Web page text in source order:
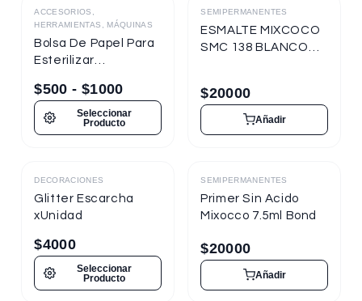
ACCESORIOS,
HERRAMIENTAS, MÁQUINAS
Bolsa De Papel Para
Esterilizar
$500 - $1000
Seleccionar
Producto
Destacado
SEMIPERMANENTES
ESMALTE MIXCOCO
SMC 138 BLANCO
$20000
Añadir
Destacado
DECORACIONES
Glitter Escarcha
xUnidad
$4000
Seleccionar
Producto
Destacado
SEMIPERMANENTES
Primer Sin Acido
Mixocco 7.5ml Bond
$20000
Añadir